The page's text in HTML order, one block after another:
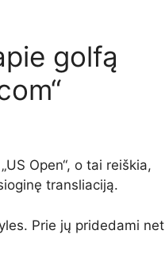
golfą
Open“, o tai reiškia,
transliaciją.
Prie jų pridedami net